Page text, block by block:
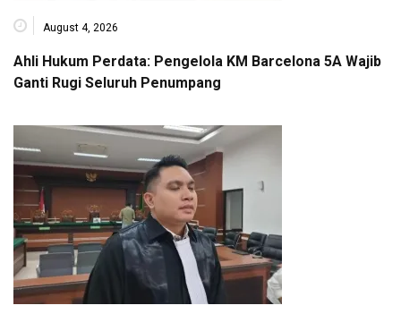
August 4, 2026
Ahli Hukum Perdata: Pengelola KM Barcelona 5A Wajib
Ganti Rugi Seluruh Penumpang